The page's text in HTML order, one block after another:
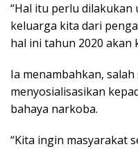
“Hal itu perlu
keluarga kita dari
hal ini tahun 2020 akan
Ia menambahkan,
menyosialisasikan
bahaya narkoba.
“Kita ingin masyarakat